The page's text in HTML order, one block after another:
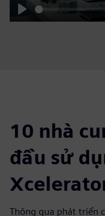
Play
10 nhà
đầu sử
Thông qua phát triển